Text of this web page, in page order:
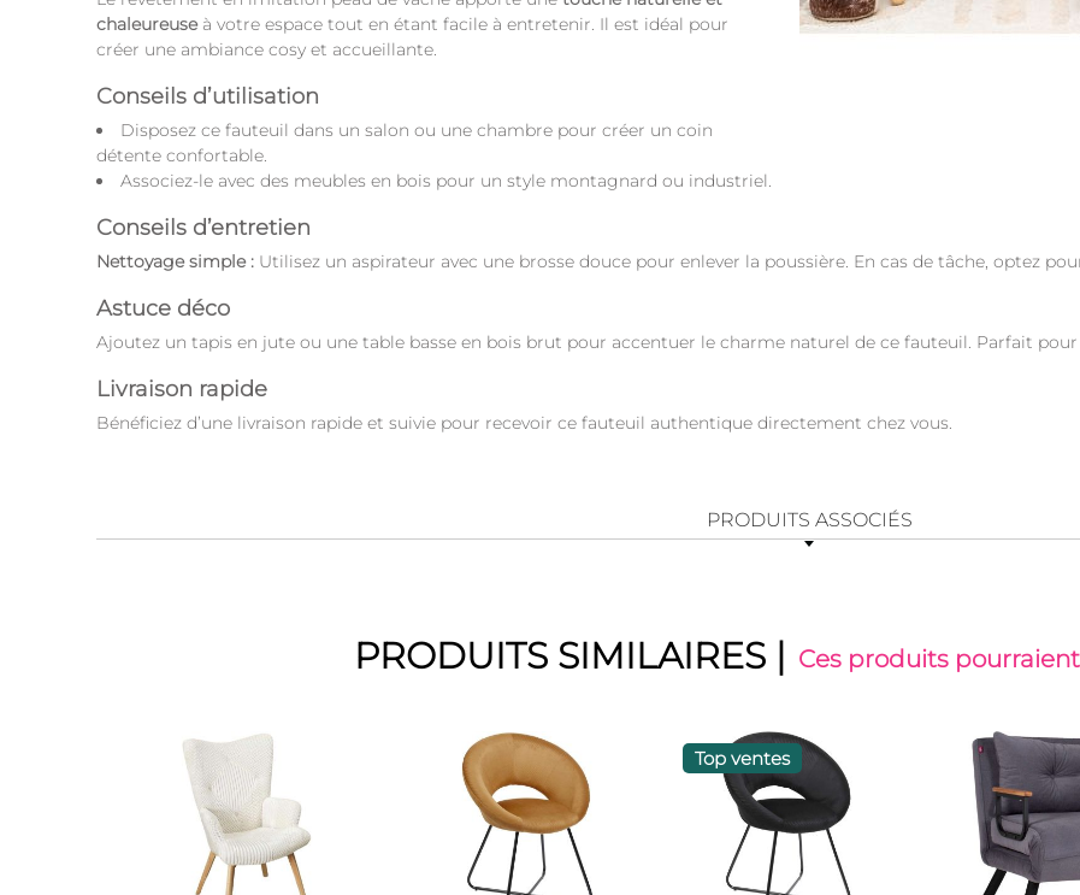
chaleureuseà votre espace tout en étant facile à entretenir. Il est idéal pour
créer une ambiance cosy et accueillante.
Conseils d’utilisation
Disposez ce fauteuil dans un salon ou une chambre pour créer un coin
détente confortable.
Associez-le avec des meubles en bois pour un style montagnard ou industriel.
Conseils d’entretien
Nettoyage simple : Utilisez un aspirateur avec une brosse douce pour enlever la poussière. En cas de tâche, optez
Astuce déco
Ajoutez un tapis en jute ou une table basse en bois brut pour accentuer le charme naturel de ce fauteuil. Parfait
Livraison rapide
Bénéficiez d’une livraison rapide et suivie pour recevoir ce fauteuil authentique directement chez vous.
PRODUITS ASSOCIÉS
PRODUITS SIMILAIRES | Ces produits
Top ventes